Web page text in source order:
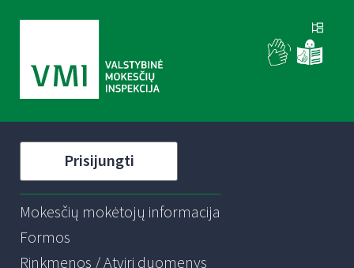
Prisijungti
Mokesčių mokėtojų informacija
Formos
Rinkmenos / Atviri duomenys